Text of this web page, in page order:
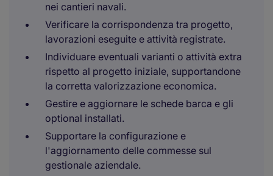
nei cantieri navali.
Verificare la corrispondenza tra progetto,
lavorazioni eseguite e attività registrate.
Individuare eventuali varianti o attività extra
rispetto al progetto iniziale, supportandone
la corretta valorizzazione economica.
Gestire e aggiornare le schede barca e gli
optional installati.
Supportare la configurazione e
l'aggiornamento delle commesse sul
gestionale aziendale.